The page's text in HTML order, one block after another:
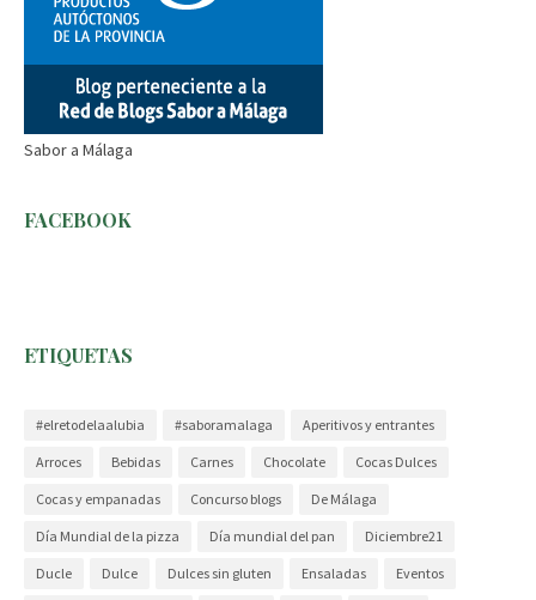
Sabor a Málaga
FACEBOOK
ETIQUETAS
#elretodelaalubia #saboramalaga Aperitivos y entrantes
Arroces Bebidas Carnes Chocolate Cocas Dulces
Cocas y empanadas Concurso blogs De Málaga
Día Mundial de la pizza Día mundial del pan Diciembre21
Ducle Dulce Dulces sin gluten Ensaladas Eventos